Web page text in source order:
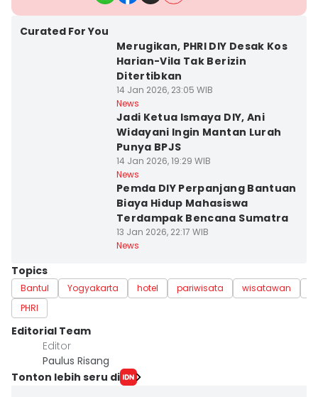
Curated For You
Merugikan, PHRI DIY Desak Kos
Harian-Vila Tak Berizin
Ditertibkan
14 Jan 2026, 23:05 WIB
News
Jadi Ketua Ismaya DIY, Ani
Widayani Ingin Mantan Lurah
Punya BPJS
14 Jan 2026, 19:29 WIB
News
Pemda DIY Perpanjang Bantuan
Biaya Hidup Mahasiswa
Terdampak Bencana Sumatra
13 Jan 2026, 22:17 WIB
News
Topics
Bantul Yogyakarta hotel pariwisata wisatawan
PHRI
Editorial Team
Editor
Paulus Risang
Tonton lebih seru di